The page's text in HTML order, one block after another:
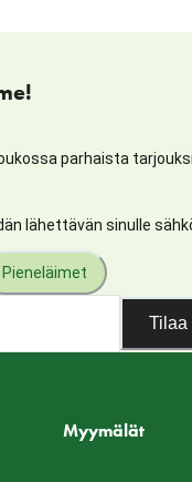
parhaista
lähettävän sinulle
Pieneläimet
Tilaa
Myymälät